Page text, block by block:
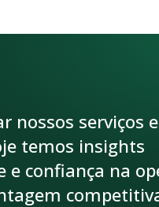
nossos serviços
temos insights
confiança na